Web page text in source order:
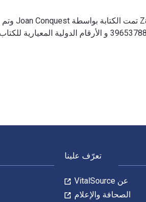
تعرّف علينا
عن VitalSource
الصحافة والإعلام